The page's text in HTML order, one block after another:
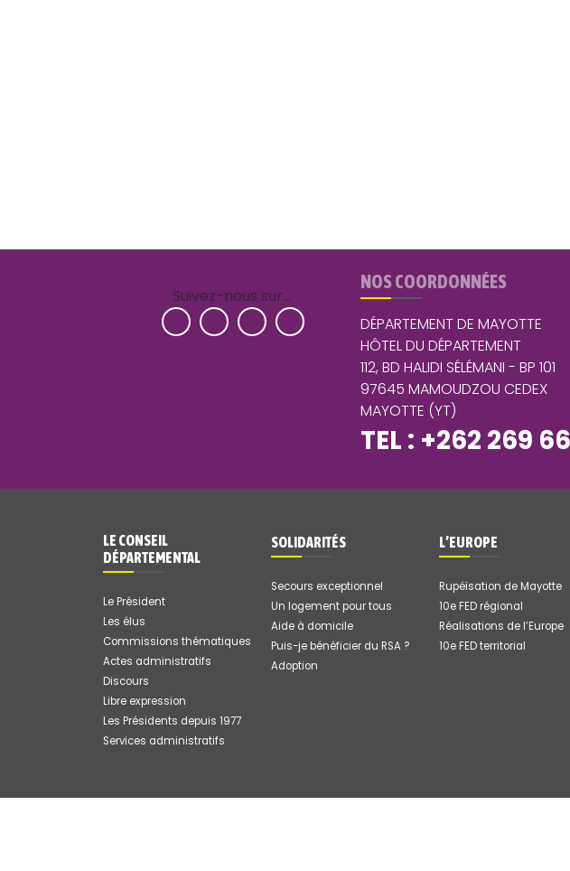
Suivez-nous sur…
NOS COORDONNÉES
DÉPARTEMENT DE MAYOTTE
HÔTEL DU DÉPARTEMENT
112, BD HALIDI SÉLÉMANI - BP 101
97645 MAMOUDZOU CEDEX
MAYOTTE (YT)
TEL : +262 269
LE CONSEIL
DÉPARTEMENTAL
Le Président
Les élus
Commissions thématiques
Actes administratifs
Discours
Libre expression
Les Présidents depuis 1977
Services administratifs
SOLIDARITÉS
Secours exceptionnel
Un logement pour tous
Aide à domicile
Puis-je bénéficier du RSA ?
Adoption
L’EUROPE
Rupéïsation de Mayotte
10e FED régional
Réalisations de l’Europe
10e FED territorial